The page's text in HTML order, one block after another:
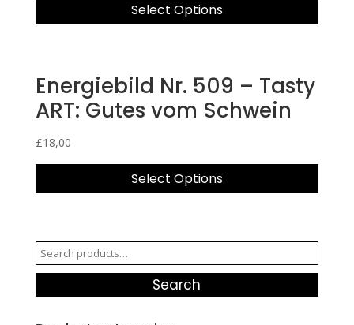
Select Options
Energiebild Nr. 509 – Tasty
ART: Gutes vom Schwein
£18,00
Select Options
Search
for:
Search